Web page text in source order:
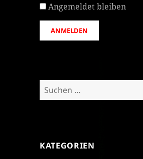
Angemeldet bleiben
ANMELDEN
Suchen
nach:
KATEGORIEN